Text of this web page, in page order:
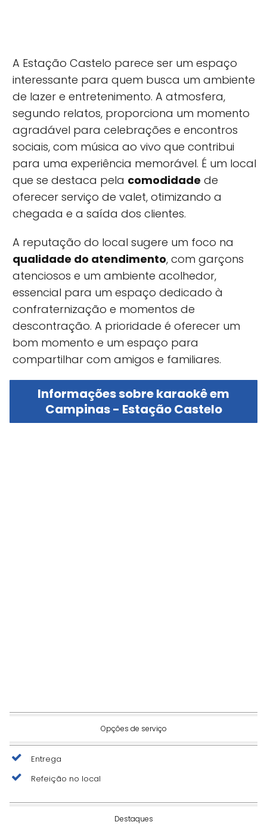
A Estação Castelo parece ser um espaço
interessante para quem busca um ambiente
de lazer e entretenimento. A atmosfera,
segundo relatos, proporciona um momento
agradável para celebrações e encontros
sociais, com música ao vivo que contribui
para uma experiência memorável. É um local
que se destaca pela comodidade de
oferecer serviço de valet, otimizando a
chegada e a saída dos clientes.
A reputação do local sugere um foco na
qualidade do atendimento, com garçons
atenciosos e um ambiente acolhedor,
essencial para um espaço dedicado à
confraternização e momentos de
descontração. A prioridade é oferecer um
bom momento e um espaço para
compartilhar com amigos e familiares.
Informações sobre karaokê em
Campinas - Estação Castelo
Opções de serviço
Entrega
Refeição no local
Destaques